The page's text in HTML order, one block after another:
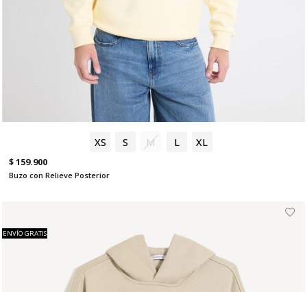
XS S M L XL
$ 159.900
Buzo con Relieve Posterior
ENVÍO GRATIS